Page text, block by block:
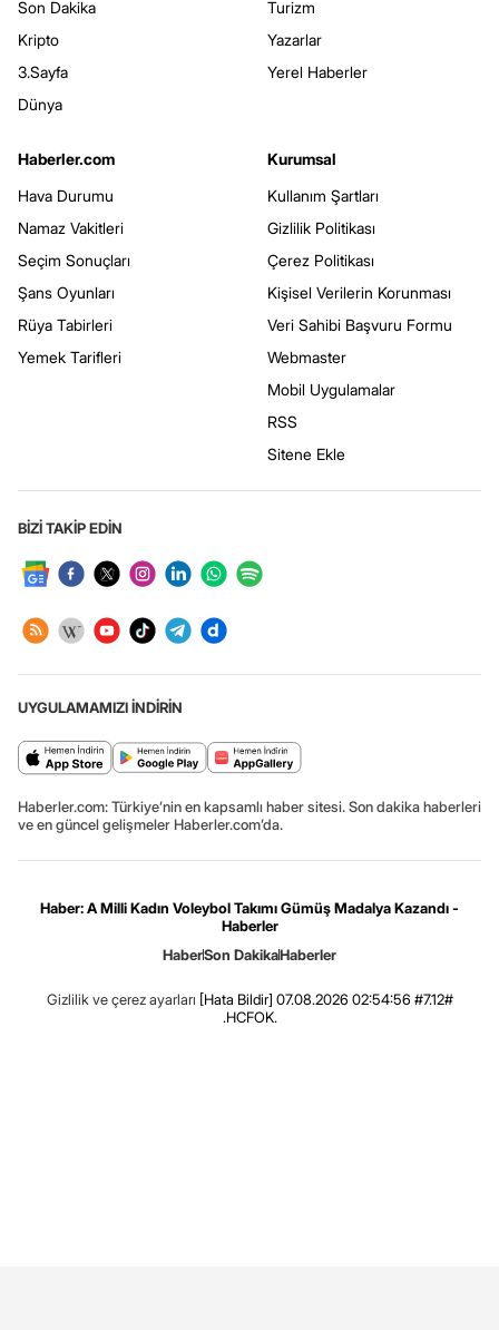
Son Dakika
Kripto
3.Sayfa
Dünya
Turizm
Yazarlar
Yerel Haberler
Haberler.com
Hava Durumu
Namaz Vakitleri
Seçim Sonuçları
Şans Oyunları
Rüya Tabirleri
Yemek Tarifleri
Kurumsal
Kullanım Şartları
Gizlilik Politikası
Çerez Politikası
Kişisel Verilerin Korunması
Veri Sahibi Başvuru Formu
Webmaster
Mobil Uygulamalar
RSS
Sitene Ekle
BİZİ TAKİP EDİN
UYGULAMAMIZI İNDİRİN
Haberler.com: Türkiye’nin en kapsamlı haber sitesi. Son dakika haberleri
ve en güncel gelişmeler Haberler.com’da.
Haber: A Milli Kadın Voleybol Takımı Gümüş Madalya Kazandı -
Haberler
HaberSon DakikaHaberler
Gizlilik ve çerez ayarları [Hata Bildir] 07.08.2026 02:54:56 #7.12#
.HCFOK.